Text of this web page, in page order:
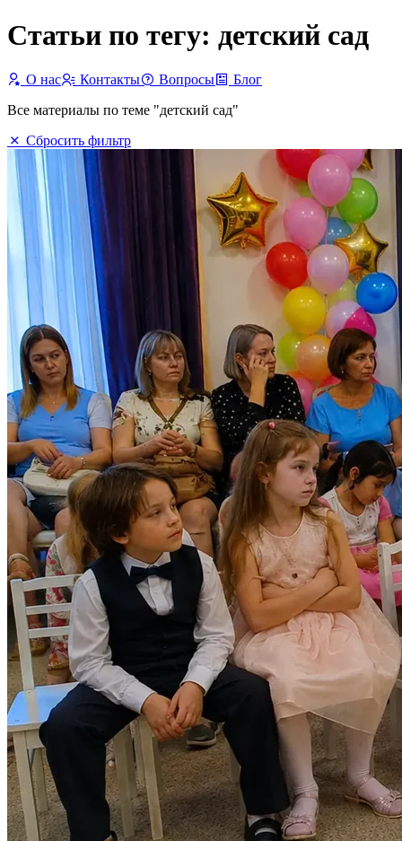
Статьи по тегу: детский сад
О нас Контакты Вопросы
Блог
Все материалы по теме "детский сад"
Сбросить фильтр